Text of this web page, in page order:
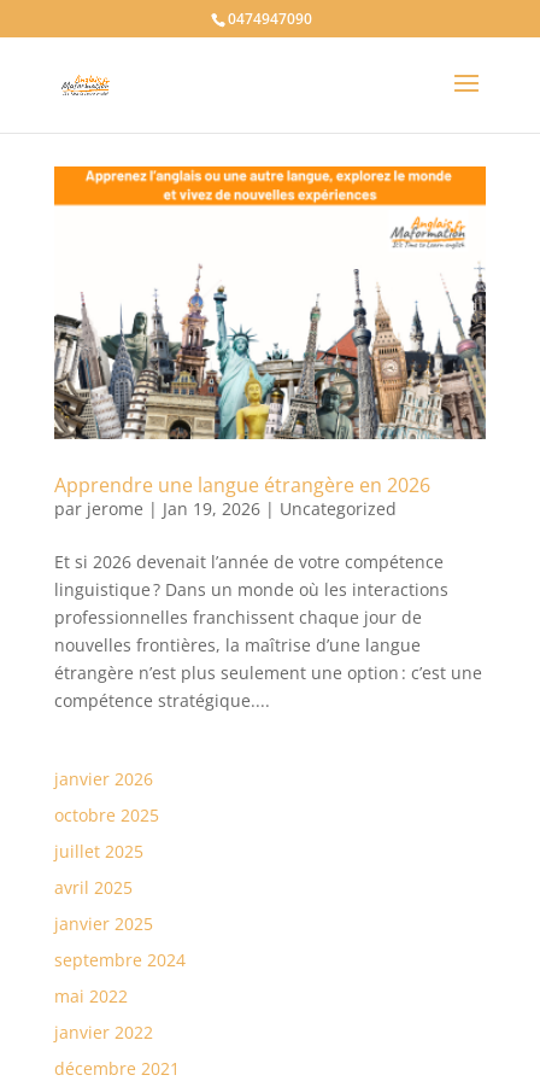
0474947090
Apprendre une langue étrangère en 2026
par jerome | Jan 19, 2026| Uncategorized
Et si 2026 devenait l’année de votre compétence
linguistique ? Dans un monde où les interactions
professionnelles franchissent chaque jour de
nouvelles frontières, la maîtrise d’une langue
étrangère n’est plus seulement une option : c’est une
compétence stratégique....
janvier 2026
octobre 2025
juillet 2025
avril 2025
janvier 2025
septembre 2024
mai 2022
janvier 2022
décembre 2021